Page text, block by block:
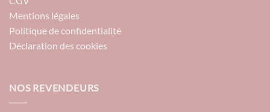
Mentions légales
Politique de confidentialité
Déclaration des cookies
NOS REVENDEURS